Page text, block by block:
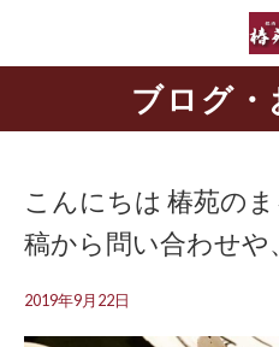
ブログ・
こんにちは️ 椿苑の
稿から問い合わせや
2019年9月22日